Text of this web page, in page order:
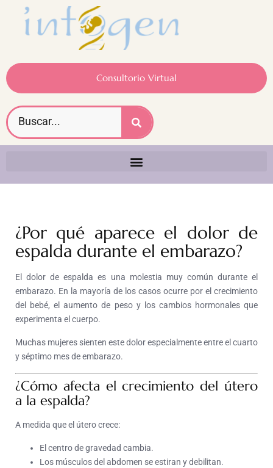
Consultorio Virtual
¿Por qué aparece el dolor de
espalda durante el embarazo?
El dolor de espalda es una molestia muy común durante el
embarazo. En la mayoría de los casos ocurre por el crecimiento
del bebé, el aumento de peso y los cambios hormonales que
experimenta el cuerpo.
Muchas mujeres sienten este dolor especialmente entre el cuarto
y séptimo mes de embarazo.
¿Cómo afecta el crecimiento del útero
a la espalda?
A medida que el útero crece:
El centro de gravedad cambia.
Los músculos del abdomen se estiran y debilitan.